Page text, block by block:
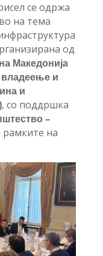
се одржа
на тема
од
Македонија
владеење и
и
, со поддршка
–
рамките на